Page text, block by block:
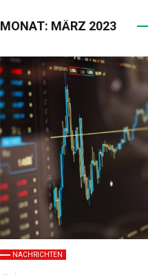
MONAT: MÄRZ 2023
NACHRICHTEN